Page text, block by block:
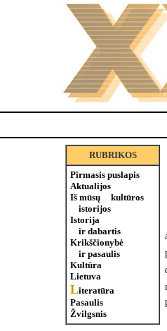
RUBRIKOS
Pirmasis puslapis
Aktualijos
Iš mūsų kultūros
istorijos
Istorija
ir dabartis
Krikščionybė
ir pasaulis
Kultūra
Lietuva
Literatūra
Pasaulis
Žvilgsnis